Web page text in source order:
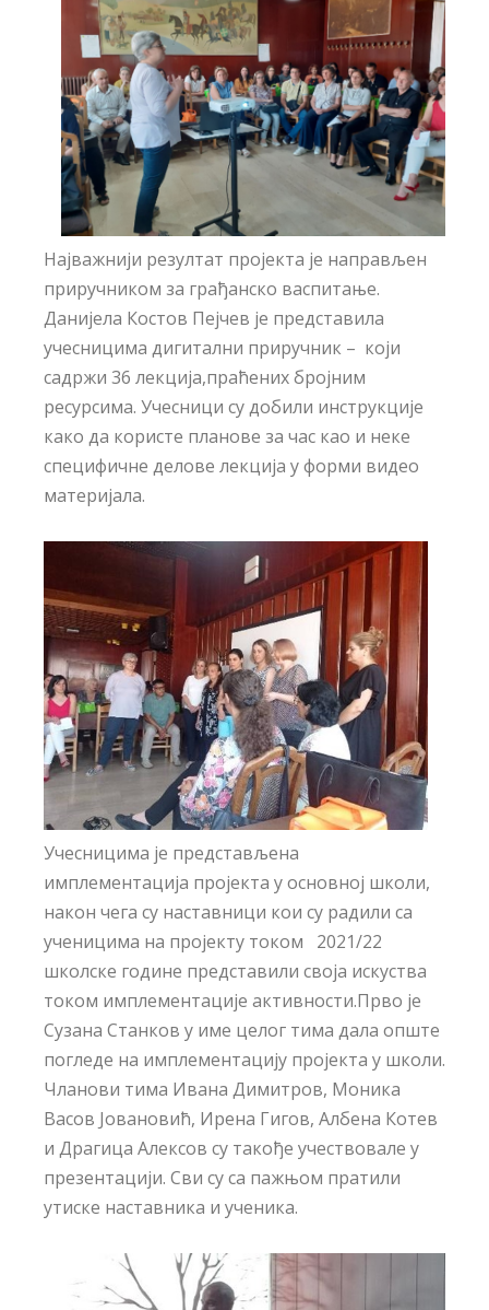
Најважнији резултат пројекта је направљен
приручником за грађанско васпитање.
Данијела Костов Пејчев је представила
учесницима дигитални приручник – који
садржи 36 лекција,праћених бројним
ресурсима. Учесници су добили инструкције
како да користе планове за час као и неке
специфичне делове лекција у форми видео
материјала.
Учесницима је представљена
имплементација пројекта у основној школи,
након чега су наставници кои су радили са
ученицима на пројекту током 2021/22
школске године представили своја искуства
током имплементације активности.Прво је
Сузана Станков у име целог тима дала опште
погледе на имплементацију пројекта у школи.
Чланови тима Ивана Димитров, Моника
Васов Јовановић, Ирена Гигов, Албена Котев
и Драгица Алексов су такође учествовале у
презентацији. Сви су са пажњом пратили
утиске наставника и ученика.